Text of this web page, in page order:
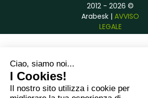
2012 - 2026 ©
Arabesk |AVVISO
LEGALE